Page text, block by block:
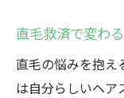
直毛救済で変わ
直毛の悩みを抱え
は自分らしいヘア